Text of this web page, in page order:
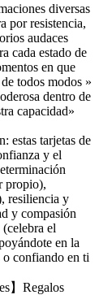
diversas
por resistencia,
audaces
cada estado de
en que
todos modos »
dentro de
capacidad»
estas tarjetas de
y el
propio),
resiliencia y
y compasión
el
en la
o confiando en ti
】Regalos